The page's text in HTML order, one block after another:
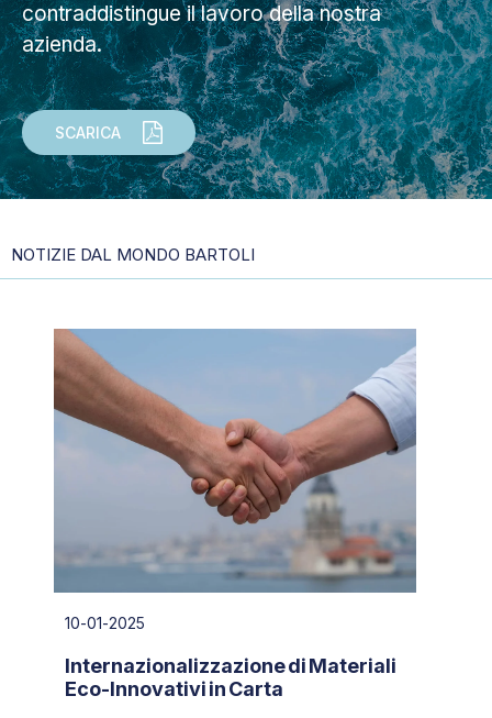
contraddistingue il lavoro della nostra
azienda.
SCARICA
NOTIZIE DAL MONDO BARTOLI
10-01-2025
Internazionalizzazione di Materiali
Eco-Innovativi in Carta